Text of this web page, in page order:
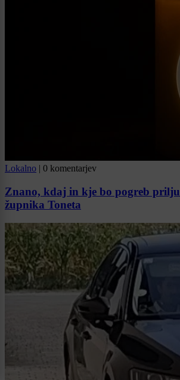
Lokalno | 0 komentarjev
Znano, kdaj in kje bo pogreb
župnika Toneta